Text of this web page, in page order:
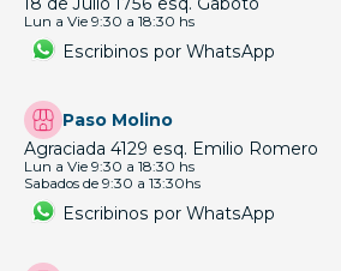
Lun a Vie 9:30 a 18:30 hs
Escribinos por WhatsApp
Paso Molino
Agraciada 4129 esq. Emilio Romero
Lun a Vie 9:30 a 18:30 hs
Sabados de 9:30 a 13:30hs
Escribinos por WhatsApp